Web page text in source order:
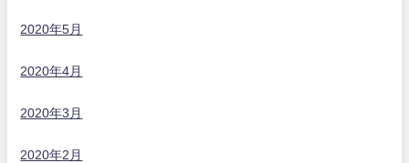
2020年5月
2020年4月
2020年3月
2020年2月